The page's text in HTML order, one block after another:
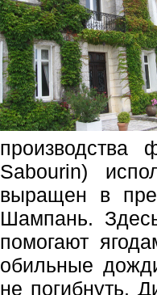
производства
Sabourin)
выращен в
Шампань.
помогают
обильные
не погибнуть.